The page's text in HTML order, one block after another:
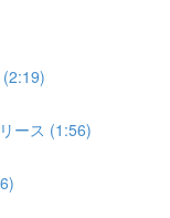
ース (1:56)